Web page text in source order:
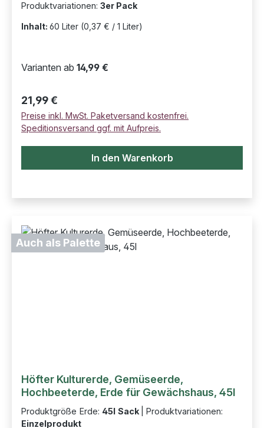
Produktvariationen: 3er Pack
Inhalt: 60 Liter (0,37 € / 1 Liter)
Varianten ab 14,99 €
Regulärer Preis:
21,99 €
Preise inkl. MwSt. Paketversand kostenfrei.
Speditionsversand ggf. mit Aufpreis.
In den Warenkorb
Auch als Palette
Höfter Kulturerde, Gemüseerde,
Hochbeeterde, Erde für Gewächshaus, 45l
Produktgröße Erde: 45l Sack
Produktvariationen:
Einzelprodukt